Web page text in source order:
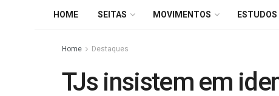
HOME SEITAS MOVIMENTOS
Home Destaques
TJs insistem em